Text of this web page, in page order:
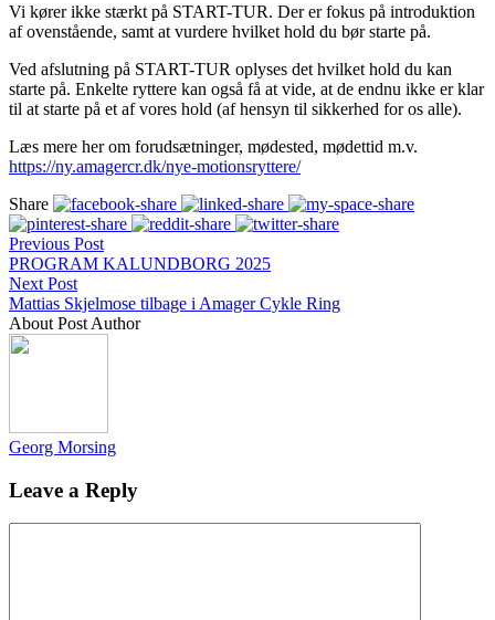
Vi kører ikke stærkt på START-TUR. Der er fokus på introduktion
af ovenstående, samt at vurdere hvilket hold du bør starte på.
Ved afslutning på START-TUR oplyses det hvilket hold du kan
starte på. Enkelte ryttere kan også få at vide, at de endnu ikke er klar
til at starte på et af vores hold (af hensyn til sikkerhed for os alle).
Læs mere her om forudsætninger, mødested, mødettid m.v.
https://ny.amagercr.dk/nye-motionsryttere/
Share
Previous Post
PROGRAM KALUNDBORG 2025
Next Post
Mattias Skjelmose tilbage i Amager Cykle Ring
About Post Author
Georg Morsing
Leave a Reply